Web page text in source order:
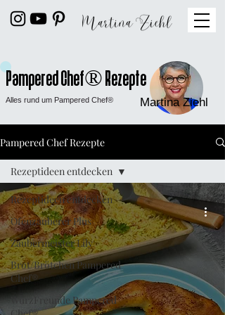
Alles rund um Pampered Chef®
Pampered Chef® Rezepte
Martina Ziehl
Pampered Chef Rezepte
Rezeptideen entdecken
Ofenzauberer Plus
Zaubermeister Lily
Brot/Brötchen Pampered
Chef®
WürzFreunde Pampered
Rezeptideen entdecken